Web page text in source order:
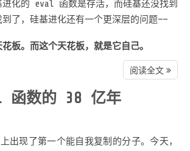
进化的 eval 函数是存活，而硅基还没找到
到了，硅基进化还有一个更深层的问题——
板。而这个天花板，就是它自己。
阅读全文
函数的 38 亿年
出现了第一个能自我复制的分子。今天，